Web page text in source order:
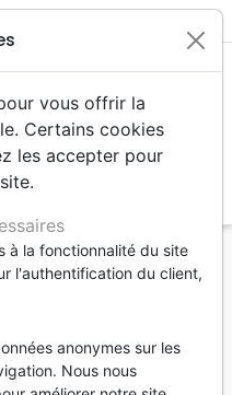
J'attends...
vous offrir la
Certains cookies
les accepter pour
à la fonctionnalité du site
l'authentification du client,
anonymes sur les
Nous nous